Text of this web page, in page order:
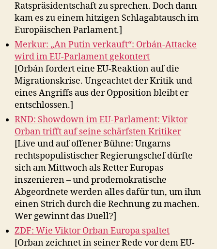
Ratspräsidentschaft zu sprechen. Doch dann
kam es zu einem hitzigen Schlagabtausch im
Europäischen Parlament.]
Merkur: „An Putin verkauft“: Orbán-Attacke
wird im EU-Parlament gekontert
[Orbán fordert eine EU-Reaktion auf die
Migrationskrise. Ungeachtet der Kritik und
eines Angriffs aus der Opposition bleibt er
entschlossen.]
RND: Showdown im EU-Parlament: Viktor
Orban trifft auf seine schärfsten Kritiker
[Live und auf offener Bühne: Ungarns
rechtspopulistischer Regierungschef dürfte
sich am Mittwoch als Retter Europas
inszenieren – und prodemokratische
Abgeordnete werden alles dafür tun, um ihm
einen Strich durch die Rechnung zu machen.
Wer gewinnt das Duell?]
ZDF: Wie Viktor Orban Europa spaltet
[Orban zeichnet in seiner Rede vor dem EU-